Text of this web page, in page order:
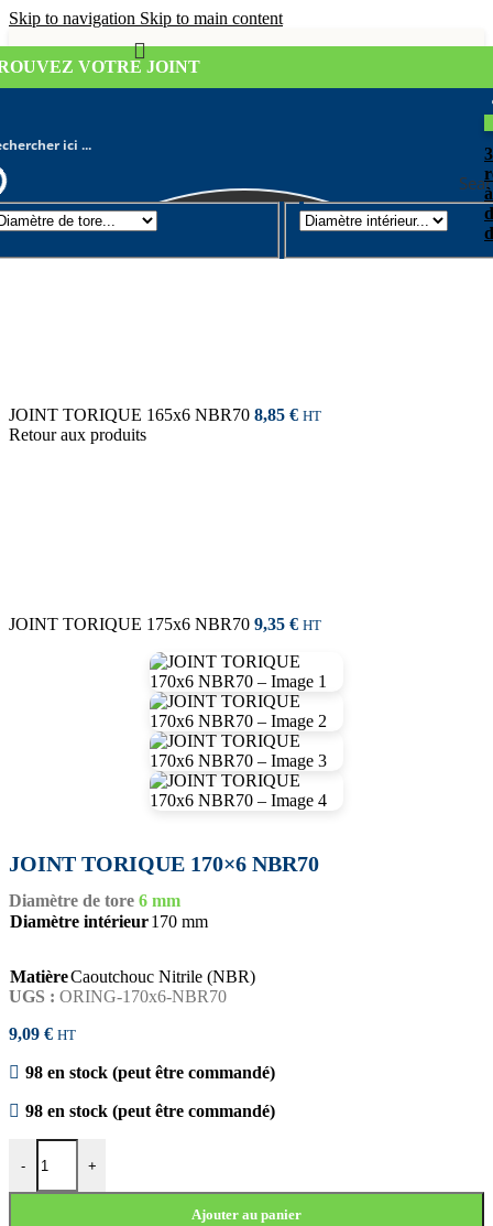
Skip to navigation Skip to main content
VOTRE JOINT
Joint torique/ Diamètre de tore 6mm
JOINT TORIQUE 165x6 NBR70 8,85 € HT
Retour aux produits
JOINT TORIQUE 175x6 NBR70 9,35 € HT
JOINT TORIQUE 170×6 NBR70
Diamètre de tore 6 mm
Diamètre intérieur170 mm
MatièreCaoutchouc Nitrile (NBR)
UGS : ORING-170x6-NBR70
9,09 € HT
98 en stock (peut être commandé)
98 en stock (peut être commandé)
-
quantité de JOINT TORIQUE 170x6 NBR70
+
Ajouter au panier